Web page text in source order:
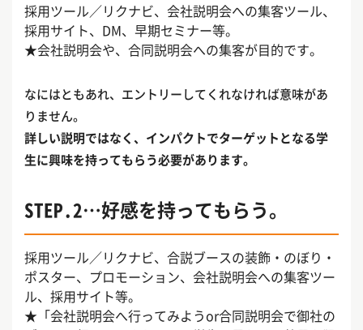
採用ツール／リクナビ、会社説明会への集客ツール、
採用サイト、DM、早期セミナー等。
★会社説明会や、合同説明会への集客が目的です。
なにはともあれ、エントリーしてくれなければ意味があ
りません。
詳しい説明ではなく、インパクトでターゲットとなる学
生に興味を持ってもらう必要があります。
STEP.2…好感を持ってもらう。
採用ツール／リクナビ、合説ブースの装飾・のぼり・
ポスター、プロモーション、会社説明会への集客ツー
ル、採用サイト等。
★「会社説明会へ行ってみようor合同説明会で御社の